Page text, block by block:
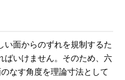
面からのずれを規制するた
ばいけません。そのため、六
なす角度を理論寸法として